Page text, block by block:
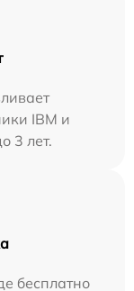
IBM и
3 лет.
бесплатно